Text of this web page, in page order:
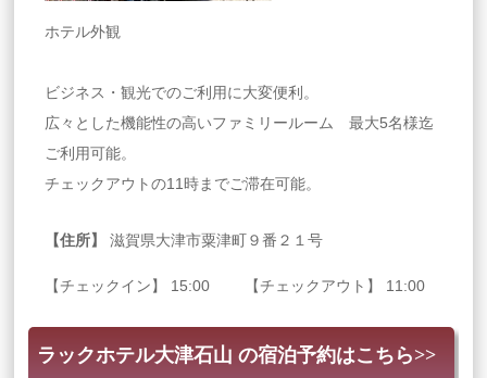
ホテル外観
ビジネス・観光でのご利用に大変便利。
広々とした機能性の高いファミリールーム 最大5名様迄
ご利用可能。
チェックアウトの11時までご滞在可能。
【住所】 滋賀県大津市粟津町９番２１号
【チェックイン】 15:00 【チェックアウト】 11:00
ラックホテル大津石山 の宿泊予約はこちら>>